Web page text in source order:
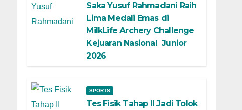
Saka Yusuf Rahmadani Raih
Lima Medali Emas di
MilkLife Archery Challenge
Kejuaran Nasional Junior
2026
SPORTS
Tes Fisik Tahap II Jadi Tolok